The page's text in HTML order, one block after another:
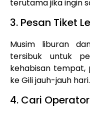
terutama jika ingin
3. Pesan Tiket
Musim liburan
tersibuk untuk
kehabisan tempat,
ke Gili jauh-jauh hari.
4. Cari